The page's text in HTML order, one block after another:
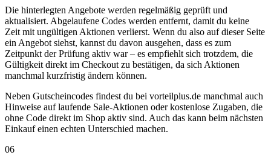
Die hinterlegten Angebote werden regelmäßig geprüft und
aktualisiert. Abgelaufene Codes werden entfernt, damit du keine
Zeit mit ungültigen Aktionen verlierst. Wenn du also auf dieser Seite
ein Angebot siehst, kannst du davon ausgehen, dass es zum
Zeitpunkt der Prüfung aktiv war – es empfiehlt sich trotzdem, die
Gültigkeit direkt im Checkout zu bestätigen, da sich Aktionen
manchmal kurzfristig ändern können.
Neben Gutscheincodes findest du bei vorteilplus.de manchmal auch
Hinweise auf laufende Sale-Aktionen oder kostenlose Zugaben, die
ohne Code direkt im Shop aktiv sind. Auch das kann beim nächsten
Einkauf einen echten Unterschied machen.
06